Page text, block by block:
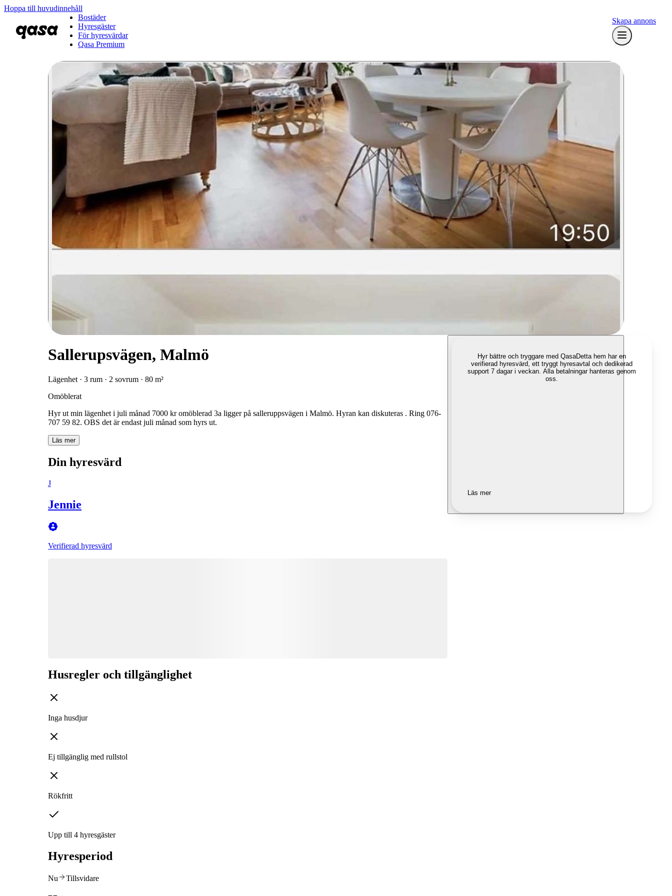
Hoppa till huvudinnehåll
Bostäder
Hyresgäster
För hyresvärdar
Qasa Premium
Skapa annons
Sallerupsvägen, Malmö
Lägenhet · 3 rum · 2 sovrum · 80 m²
Omöblerat
Hyr ut min lägenhet i juli månad 7000 kr omöblerad 3a ligger på salleruppsvägen i Malmö. Hyran kan diskuteras . Ring 076-
707 59 82. OBS det är endast juli månad som hyrs ut.
Läs mer
Din hyresvärd
J
Jennie
Verifierad hyresvärd
Husregler och tillgänglighet
Inga husdjur
Ej tillgänglig med rullstol
Rökfritt
Upp till 4 hyresgäster
Hyresperiod
Nu Tillsvidare
Hyr bättre och tryggare med QasaDetta hem har en
verifierad hyresvärd, ett tryggt hyresavtal och dedikerad
support 7 dagar i veckan. Alla betalningar hanteras genom
oss.
Läs mer